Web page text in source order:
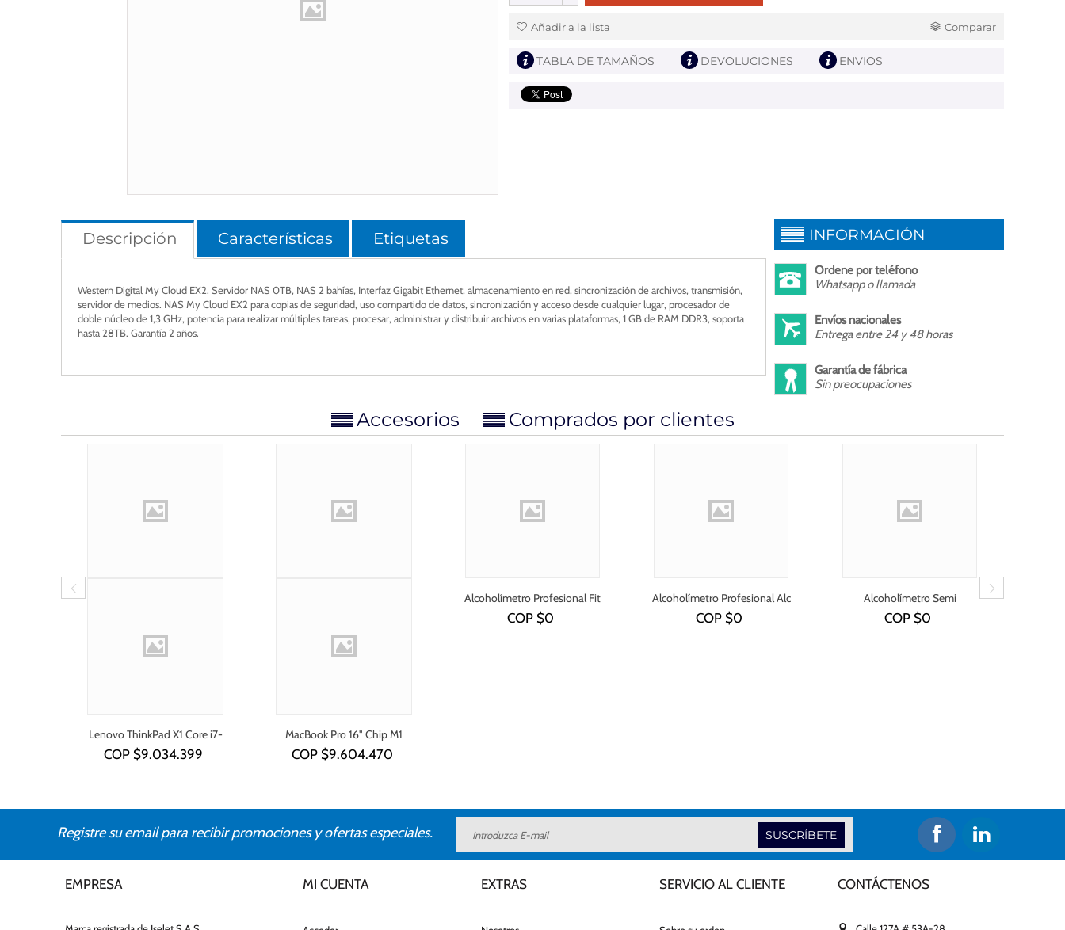
Añadir a la lista Comparar
TABLA DE TAMAÑOS DEVOLUCIONES ENVIOS
Descripción Características Etiquetas
Western Digital My Cloud EX2. Servidor NAS 0TB, NAS 2 bahías, Interfaz Gigabit Ethernet, almacenamiento en red, sincronización de archivos, transmisión,
servidor de medios. NAS My Cloud EX2 para copias de seguridad, uso compartido de datos, sincronización y acceso desde cualquier lugar, procesador de
doble núcleo de 1,3 GHz, potencia para realizar múltiples tareas, procesar, administrar y distribuir archivos en varias plataformas, 1 GB de RAM DDR3, soporta
hasta 28TB. Garantía 2 años.
INFORMACIÓN
Ordene por teléfono
Whatsapp o llamada
Envíos nacionales
Entrega entre 24 y 48 horas
Garantía de fábrica
Sin preocupaciones
Accesorios Comprados por clientes
Lenovo ThinkPad X1 Core i7-
1355U
COP $9.034.399
MacBook Pro 16" Chip M1
COP $9.604.470
Alcoholímetro Profesional Fit
240
COP $0
Alcoholímetro Profesional Alc
8801
COP $0
Alcoholímetro Semi
profesional Alc 9000 -
Conexión a pc
COP $0
Registre su email para recibir promociones y ofertas especiales. SUSCRÍBETE
EMPRESA MI CUENTA EXTRAS SERVICIO AL CLIENTE CONTÁCTENOS